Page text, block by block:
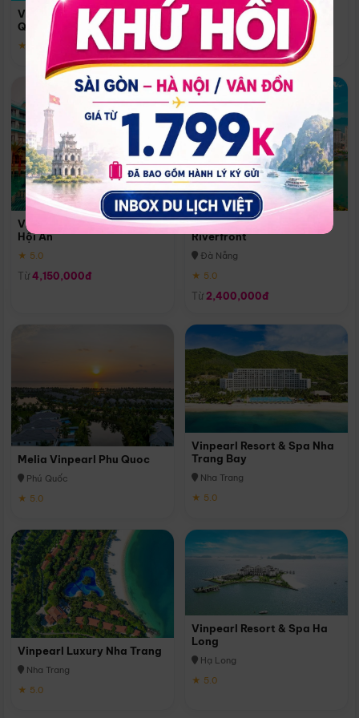
Vinpearl Resort & Spa Phu
Quoc
★ 5.0
Quoc
Phú Quốc
★ 5.0
Vinpearl Resort & Golf Nam
Hội An
★ 5.0
Từ 4,150,000đ
Melia Vinpearl Danang
Riverfront
Đà Nẵng
★ 5.0
Từ 2,400,000đ
Melia Vinpearl Phu Quoc
Phú Quốc
★ 5.0
Vinpearl Resort & Spa Nha
Trang Bay
Nha Trang
★ 5.0
Vinpearl Luxury Nha Trang
Nha Trang
★ 5.0
Vinpearl Resort & Spa Ha
Long
Hạ Long
★ 5.0